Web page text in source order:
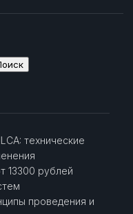
технические
13300 рублей
проведения и